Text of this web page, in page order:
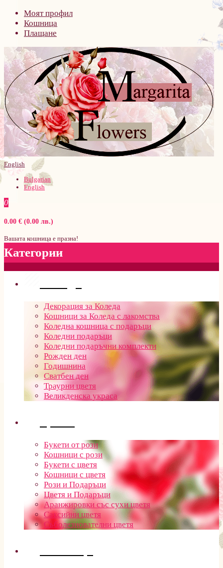
Моят профил
Кошница
Плащане
English
Bulgarian
English
0
0.00 € (0.00 лв.)
Вашата кошница е празна!
Категории
Декорация за Коледа
Кошници за Коледа с лакомства
Коледна кошница с подаръци
Коледни подаръци
Коледни подаръчни комплекти
Рожден ден
Годишнина
Сватбен ден
Траурни цветя
Великденска украса
Букети от рози
Кошници с рози
Букети с цветя
Кошници с цветя
Рози и Подаръци
Цветя и Подаръци
Аранжировки със сухи цветя
Саксийни цветя
Съболезнователни цветя